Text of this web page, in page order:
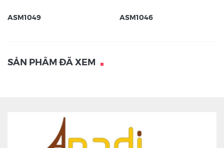
ASM1049 ASM1046
SẢN PHẨM ĐÃ XEM